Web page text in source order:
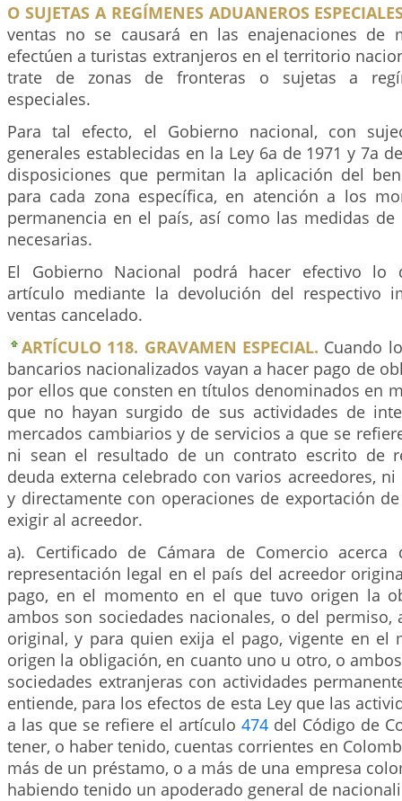
O SUJETAS A REGÍMENES ADUANEROS
ventas no se causará en las enajenaciones de
efectúen a turistas extranjeros en el territorio
trate de zonas de fronteras o sujetas a
especiales.
Para tal efecto, el Gobierno nacional, con
generales establecidas en la Ley 6a de 1971 y 7a
disposiciones que permitan la aplicación del
para cada zona específica, en atención a los
permanencia en el país, así como las medidas
necesarias.
El Gobierno Nacional podrá hacer efectivo lo
artículo mediante la devolución del respectivo
ventas cancelado.
ARTÍCULO 118. GRAVAMEN ESPECIAL. Cuando
bancarios nacionalizados vayan a hacer pago de
por ellos que consten en títulos denominados en
que no hayan surgido de sus actividades de
mercados cambiarios y de servicios a que se
ni sean el resultado de un contrato escrito de
deuda externa celebrado con varios acreedores,
y directamente con operaciones de exportación
exigir al acreedor.
a). Certificado de Cámara de Comercio
representación legal en el país del acreedor
pago, en el momento en el que tuvo origen la
ambos son sociedades nacionales, o del permiso,
original, y para quien exija el pago, vigente en el
origen la obligación, en cuanto uno u otro, o
sociedades extranjeras con actividades
entiende, para los efectos de esta Ley que las
a las que se refiere el artículo 474 del Código de
tener, o haber tenido, cuentas corrientes en
más de un préstamo, o a más de una empresa
habiendo tenido un apoderado general de